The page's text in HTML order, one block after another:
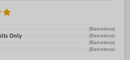
(Barcelona)
Only (Barcelona)
(Barcelona)
(Barcelona)